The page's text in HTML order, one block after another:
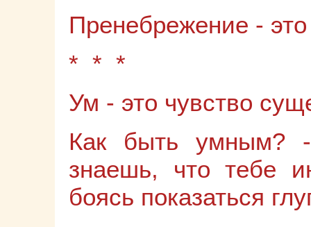
Пренебрежение - это
* * *
Ум - это чувство
Как быть умным?
знаешь, что тебе
боясь показаться